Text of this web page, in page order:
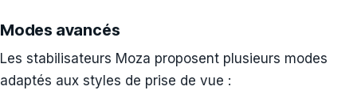
Modes avancés
Les stabilisateurs Moza proposent plusieurs modes
adaptés aux styles de prise de vue :